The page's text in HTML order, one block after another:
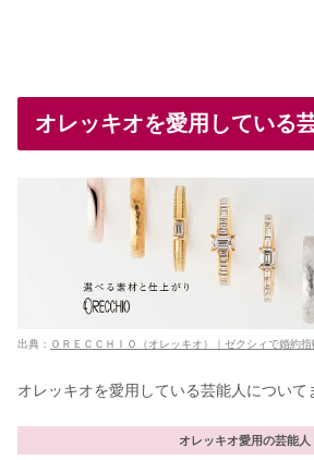
オレッキオを愛用している
出典： ＯＲＥＣＣＨＩＯ（オレッキオ）｜ゼクシィで婚約
オレッキオを愛用している芸能人について
オレッキオ愛用の芸能人